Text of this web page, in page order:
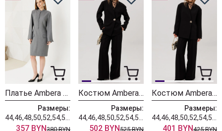
Платье Ambera style 1139 серый
Размеры:
357 BYN380 BYN
Костюм Ambera style 3022
Размеры:
502 BYN525 BYN
Костюм Ambera style 2051 черный
Размеры:
401 BYN425 BYN